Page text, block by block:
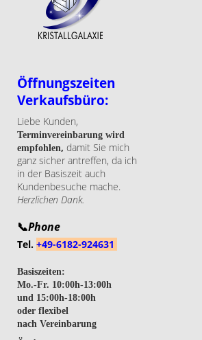
Öffnungszeiten
Verkaufsbüro:
Liebe Kunden,
Terminvereinbarung wird
empfohlen, damit Sie mich
ganz sicher antreffen, da ich
in der Basiszeit auch
Kundenbesuche mache.
Herzlichen Dank.
📞Phone
Tel. +49-6182-924631
Basiszeiten:
Mo.-Fr. 10:00h-13:00h
und 15:00h-18:00h
oder flexibel
nach Vereinbarung